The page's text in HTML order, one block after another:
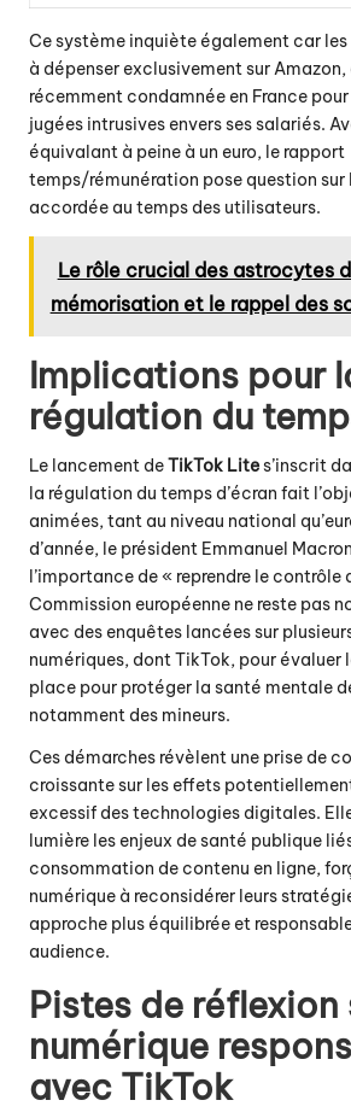
Ce système inquiète également car
à dépenser exclusivement sur Amazon,
récemment condamnée en France
jugées intrusives envers ses salariés.
équivalant à peine à un euro, le rapport
temps/rémunération pose question
accordée au temps des utilisateurs.
Le rôle crucial des astrocytes
mémorisation et le rappel des
Implications pour
régulation du
Le lancement deTikTok Lites’inscrit
la régulation du temps d’écran fait
animées, tant au niveau national
d’année, le président Emmanuel
l’importance de « reprendre le contrôle
Commission européenne ne reste pas
avec des enquêtes lancées sur
numériques, dont TikTok, pour évaluer
place pour protéger la santé mentale
notamment des mineurs.
Ces démarches révèlent une prise de
croissante sur les effets
excessif des technologies digitales.
lumière les enjeux de santé publique
consommation de contenu en ligne,
numérique à reconsidérer leurs
approche plus équilibrée et
audience.
Pistes de réflexion
numérique
avec TikTok